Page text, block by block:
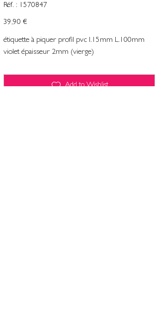
Réf. :
SKU
1570847
1570847
Preço
39,90 €
étiquette à piquer profil pvc l.15mm L.100mm
violet épaisseur 2mm (vierge)
Add to Wishlist